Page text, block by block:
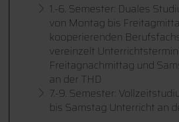
1.-6. Semester: Duales
von Montag bis
kooperierenden
vereinzelt
Freitagnachmittag und
an der THD
7.-9. Semester:
bis Samstag Unterricht an